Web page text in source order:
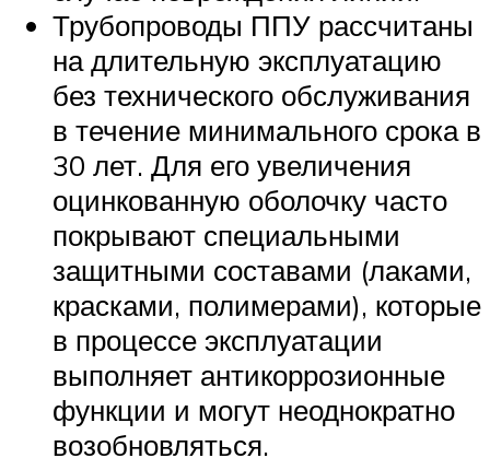
Трубопроводы ППУ рассчитаны
на длительную эксплуатацию
без технического обслуживания
в течение минимального срока в
30 лет. Для его увеличения
оцинкованную оболочку часто
покрывают специальными
защитными составами (лаками,
красками, полимерами), которые
в процессе эксплуатации
выполняет антикоррозионные
функции и могут неоднократно
возобновляться.